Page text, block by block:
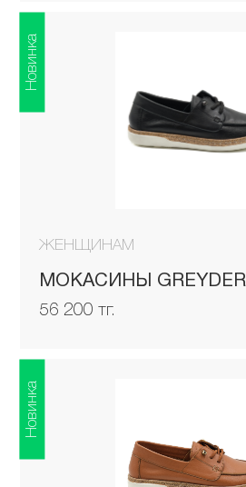
ЖЕНЩИНАМ
МОКАСИНЫ GREYDER
56 200 тг.
Новинка
Новинка